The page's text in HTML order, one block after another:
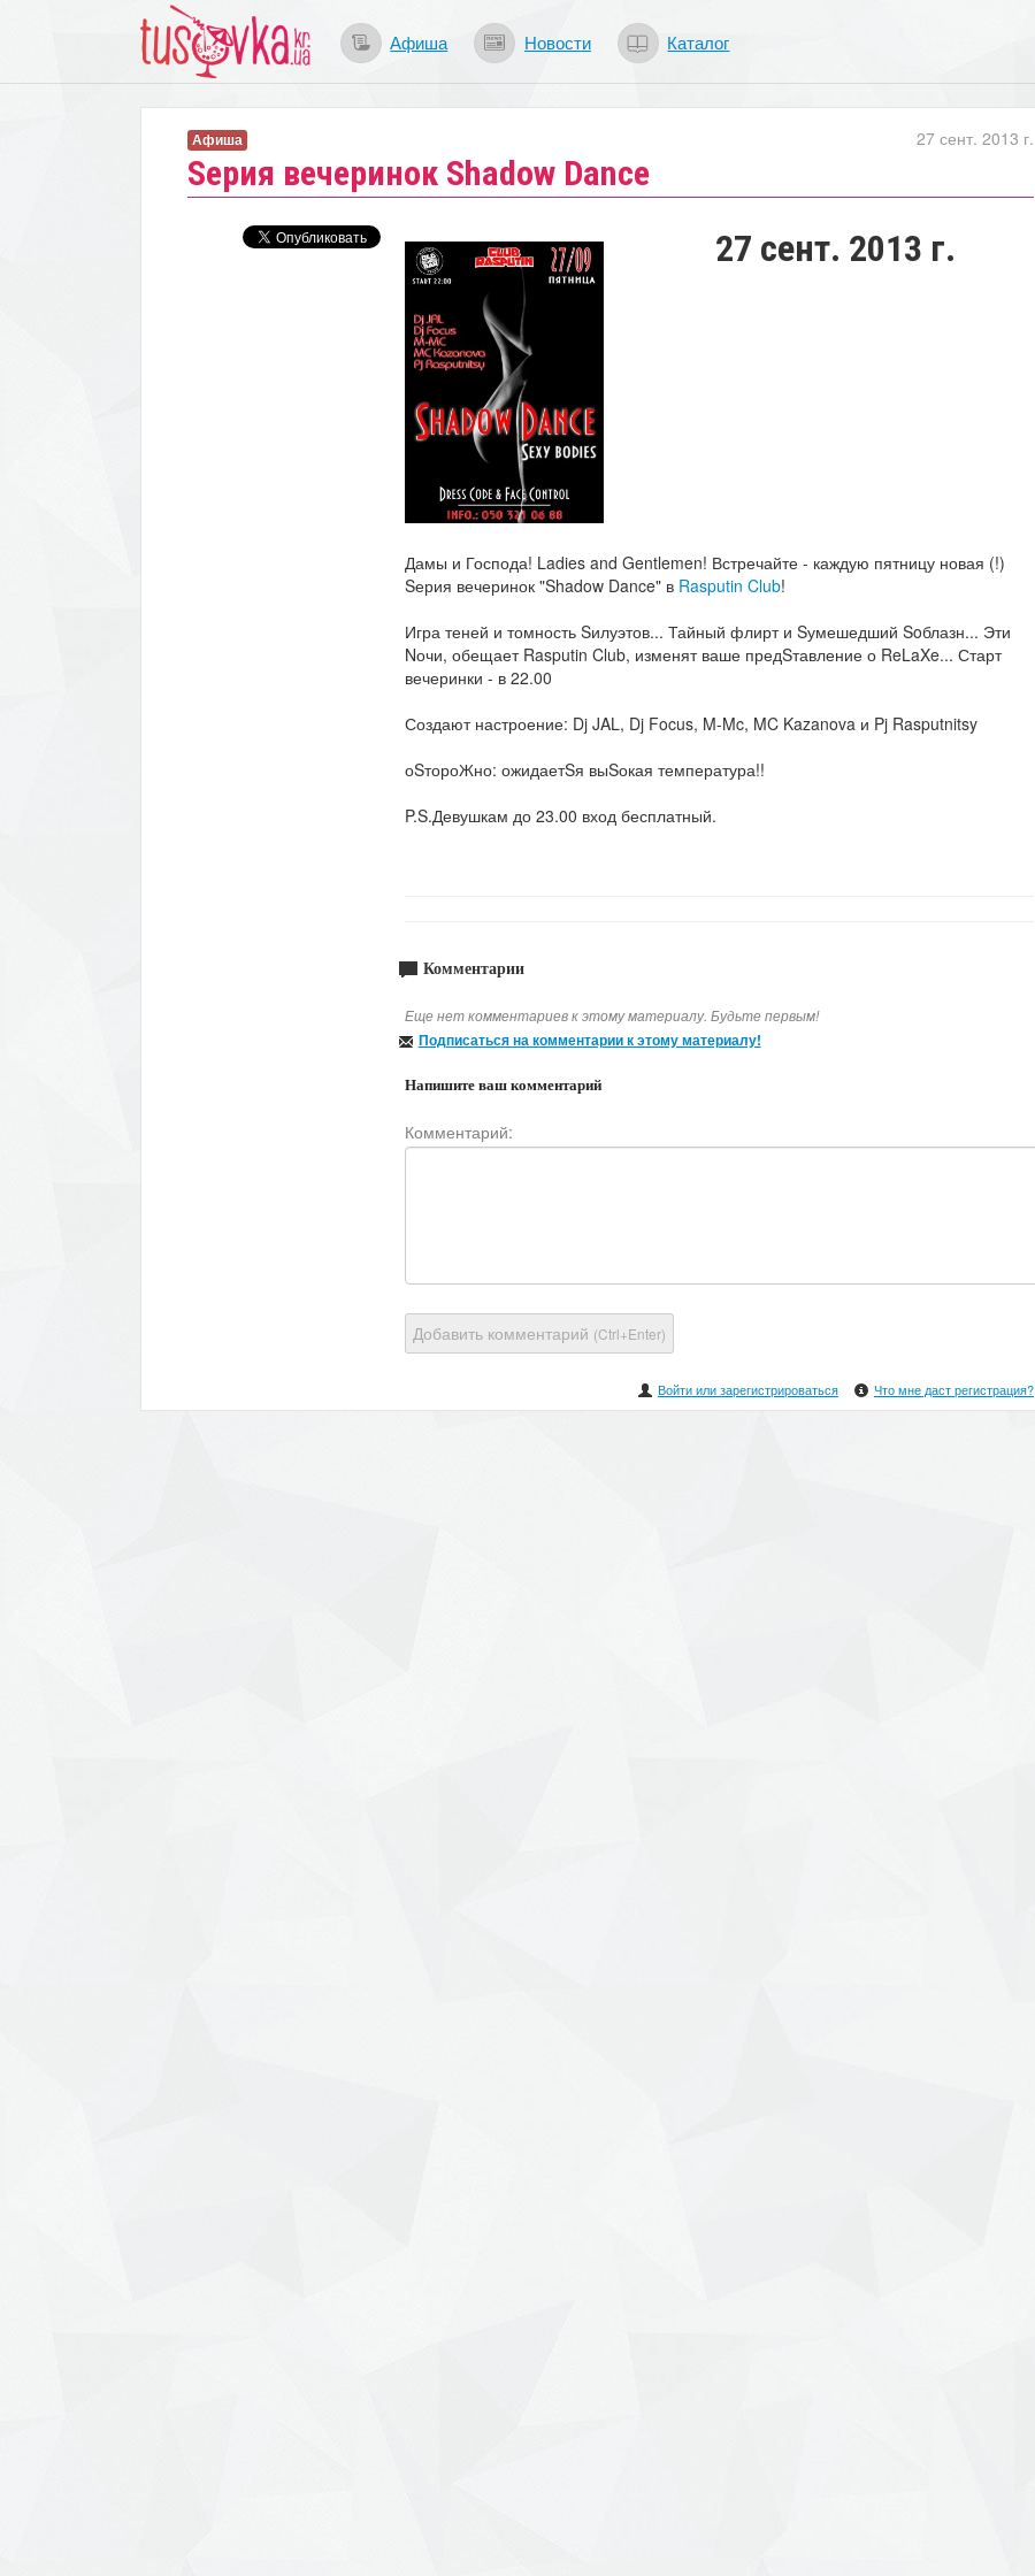
Афиша Новости Каталог
Sерия вечеринок Shadow Dance
27 сент. 2013 г.
Афиша
27 сент. 2013 г.
Дамы и Господа! Ladies and Gentlemen! Встречайте - каждую пятницу новая (!)
Sерия вечеринок "Shadow Dance" в Rasputin Club!
Игра теней и томность Sилуэтов... Тайный флирт и Sумешедший Soблазн... Эти
Nочи, обещает Rasputin Club, изменят ваше предSтавление о ReLaXe... Старт
вечеринки - в 22.00
Создают настроение: Dj JAL, Dj Focus, M-Mc, MC Kazanova и Pj Rasputnitsy
оSтороЖно: ожидаетSя выSокая температура!!
P.S.Девушкам до 23.00 вход бесплатный.
Комментарии
Еще нет комментариев к этому материалу. Будьте первым!
Подписаться на комментарии к этому материалу!
Напишите ваш комментарий
Комментарий:
Добавить комментарий (Ctrl+Enter)
Войти или зарегистрироваться Что мне даст регистрация?